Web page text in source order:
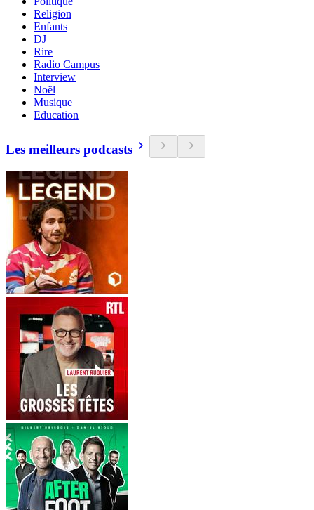
Religion
Enfants
DJ
Rire
Radio Campus
Interview
Noël
Musique
Education
Les meilleurs podcasts